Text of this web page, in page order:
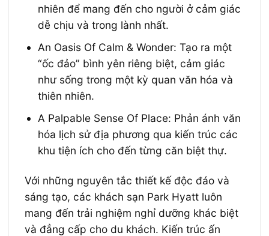
nhiên để mang đến cho người ở cảm giác
dễ chịu và trong lành nhất.
An Oasis Of Calm & Wonder: Tạo ra một
“ốc đảo” bình yên riêng biệt, cảm giác
như sống trong một kỳ quan văn hóa và
thiên nhiên.
A Palpable Sense Of Place: Phản ánh văn
hóa lịch sử địa phương qua kiến trúc các
khu tiện ích cho đến từng căn biệt thự.
Với những nguyên tắc thiết kế độc đáo và
sáng tạo, các khách sạn Park Hyatt luôn
mang đến trải nghiệm nghỉ dưỡng khác biệt
và đẳng cấp cho du khách. Kiến trúc ấn